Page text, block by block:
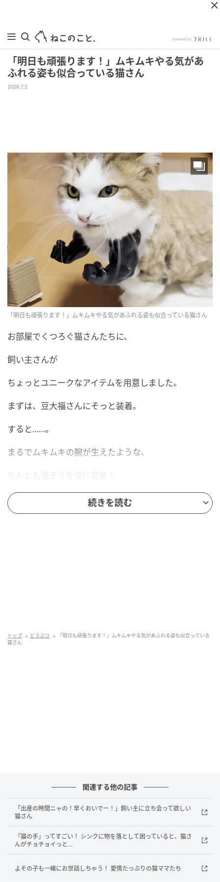
「明日も頑張ります！」ムキムキやる気があ
ふれる姿も似合っている猫さん
2026.7.2
「明日も頑張ります！」ムキムキやる気があふれる姿も似合っている猫さん
お部屋でくつろぐ猫さんたちに、
飼い主さんが
ちょっとユニークなアイテムを用意しました。
まずは、豆大福さんにそっと装着。
すると……。
まるでムキムキの腕が生えたような、
なんとも強そうな姿に変身！
お顔はいつものように
なんだか強そうで可愛い豆大福さん。
今度はまるで「明日も明後日も頑張ります！」
と言っているような、
やる気いっぱいの姿に。
さらにそのまま、
続きを読む
トップ どうぶつ
「明日も頑張ります！」ムキムキやる気があふれる姿も似合っている
猫さん
関連する他の記事
「出産の時間ニャの！早くおいでー！」飼い主に立ち会って欲しい
猫さん
「猫の手」ってすごい！ シンクに物を落として困っていると、猫さ
んがチョチョイっと…
よその子も一緒にお世話しちゃう！ 愛情たっぷりの猫ママたち